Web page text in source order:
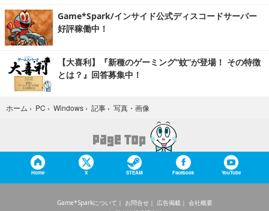
Game*Spark/インサイド公式ディスコードサーバー
好評稼働中！
【大喜利】『新種のゲーミング“蚊”が登場！ その特徴
とは？』回答募集中！
ホーム › PC › Windows › 記事 › 写真・画像
Home X STEAM Facebook YouTube
Game*Sparkについて お問合せ 広告掲載
会社概要